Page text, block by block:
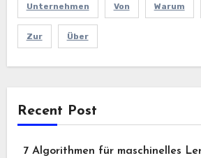
Unternehmen Von Warum
Zur Über
Recent Post
7 Algorithmen für maschinelles